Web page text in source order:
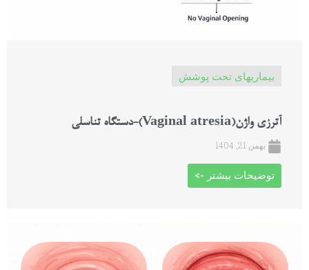
بیماریهای تحت پوشش
آترزی واژن(Vaginal atresia)-دستگاه تناسلی
بهمن 21, 1404
توضیحات بیشتر ->